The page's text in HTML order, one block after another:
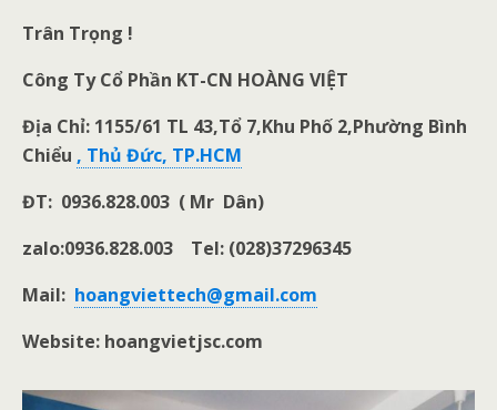
Trân Trọng !
Công Ty Cổ Phần KT-CN HOÀNG VIỆT
Địa Chỉ: 1155/61 TL 43,Tổ 7,Khu Phố 2,Phường Bình
Chiểu , Thủ Đức, TP.HCM
ĐT: 0936.828.003 ( Mr Dân)
zalo:0936.828.003 Tel: (028)37296345
Mail: hoangviettech@gmail.com
Website: hoangvietjsc.com